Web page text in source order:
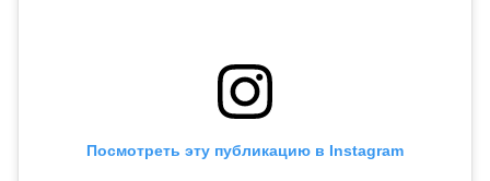
Посмотреть эту публикацию в Instagram